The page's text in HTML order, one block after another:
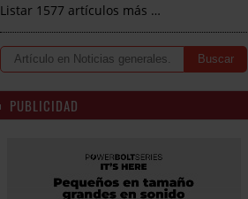
Listar 1577 artículos más …
PUBLICIDAD